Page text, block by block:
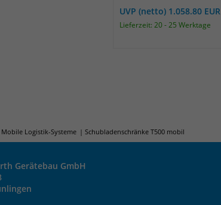
UVP (netto) 1.058.80 EUR
Lieferzeit: 20 - 25 Werktage
Mobile Logistik-Systeme Schubladenschränke T500 mobil
Gerätebau GmbH